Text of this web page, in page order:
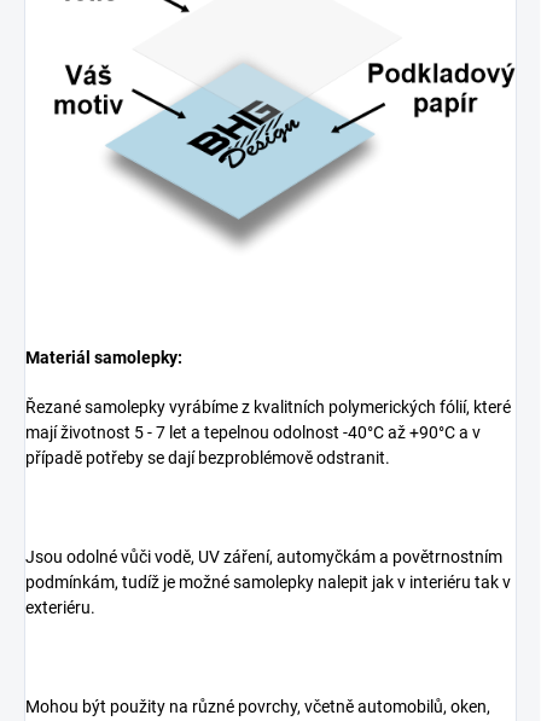
Materiál samolepky:
Řezané samolepky vyrábíme z kvalitních polymerických fólií, které
mají životnost 5 - 7 let a tepelnou odolnost -40°C až +90°C a v
případě potřeby se dají bezproblémově odstranit.
Jsou odolné vůči vodě, UV záření, automyčkám a povětrnostním
podmínkám, tudíž je možné samolepky nalepit jak v interiéru tak v
exteriéru.
Mohou být použity na různé povrchy, včetně automobilů, oken,